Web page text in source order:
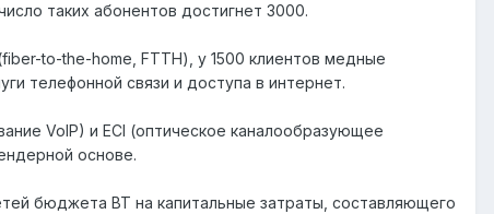
таких абонентов достигнет 3000.
to-the-home, FTTH), у 1500 клиентов медные
телефонной связи и доступа в интернет.
VoIP) и ECI (оптическое каналообразующее
основе.
бюджета BT на капитальные затраты, составляющего